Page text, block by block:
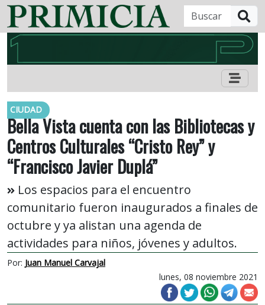
CIUDAD
Bella Vista cuenta con las Bibliotecas y
Centros Culturales “Cristo Rey” y
“Francisco Javier Duplá”
Los espacios para el encuentro
comunitario fueron inaugurados a finales de
octubre y ya alistan una agenda de
actividades para niños, jóvenes y adultos.
Por: Juan Manuel Carvajal
lunes, 08 noviembre 2021